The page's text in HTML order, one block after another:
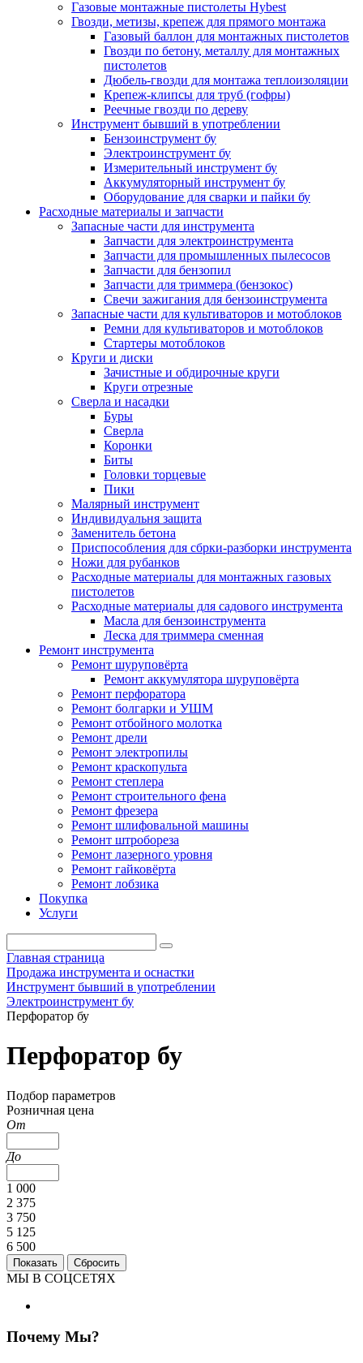
Газовые монтажные пистолеты Hybest
Гвозди, метизы, крепеж для прямого монтажа
Газовый баллон для монтажных пистолетов
Гвозди по бетону, металлу для монтажных
пистолетов
Дюбель-гвозди для монтажа теплоизоляции
Крепеж-клипсы для труб (гофры)
Реечные гвозди по дереву
Инструмент бывший в употреблении
Бензоинструмент бу
Электроинструмент бу
Измерительный инструмент бу
Аккумуляторный инструмент бу
Оборудование для сварки и пайки бу
Расходные материалы и запчасти
Запасные части для инструмента
Запчасти для электроинструмента
Запчасти для промышленных пылесосов
Запчасти для бензопил
Запчасти для триммера (бензокос)
Свечи зажигания для бензоинструмента
Запасные части для культиваторов и мотоблоков
Ремни для культиваторов и мотоблоков
Стартеры мотоблоков
Круги и диски
Зачистные и обдирочные круги
Круги отрезные
Сверла и насадки
Буры
Сверла
Коронки
Биты
Головки торцевые
Пики
Малярный инструмент
Индивидуальня защита
Заменитель бетона
Приспособления для сбрки-разборки инструмента
Ножи для рубанков
Расходные материалы для монтажных газовых
пистолетов
Расходные материалы для садового инструмента
Масла для бензоинструмента
Леска для триммера сменная
Ремонт инструмента
Ремонт шуруповёрта
Ремонт аккумулятора шуруповёрта
Ремонт перфоратора
Ремонт болгарки и УШМ
Ремонт отбойного молотка
Ремонт дрели
Ремонт электропилы
Ремонт краскопульта
Ремонт степлера
Ремонт строительного фена
Ремонт фрезера
Ремонт шлифовальной машины
Ремонт штробореза
Ремонт лазерного уровня
Ремонт гайковёрта
Ремонт лобзика
Покупка
Услуги
Главная страница
Продажа инструмента и оснастки
Инструмент бывший в употреблении
Электроинструмент бу
Перфоратор бу
Перфоратор бу
Подбор параметров
Розничная цена
От
До
1 000
2 375
3 750
5 125
6 500
МЫ В СОЦСЕТЯХ
Почему Мы?